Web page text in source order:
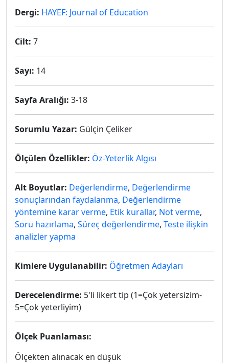
Dergi: HAYEF: Journal of Education
Cilt: 7
Sayı: 14
Sayfa Aralığı: 3-18
Sorumlu Yazar: Gülçin Çeliker
Ölçülen Özellikler: Öz-Yeterlik Algısı
Alt Boyutlar: Değerlendirme, Değerlendirme
sonuçlarından faydalanma, Değerlendirme
yöntemine karar verme, Etik kurallar, Not verme,
Soru hazırlama, Süreç değerlendirme, Teste ilişkin
analizler yapma
Kimlere Uygulanabilir: Öğretmen Adayları
Derecelendirme: 5'li likert tip (1=Çok yetersizim-
5=Çok yeterliyim)
Ölçek Puanlaması:
Ölçekten alınacak en düşük